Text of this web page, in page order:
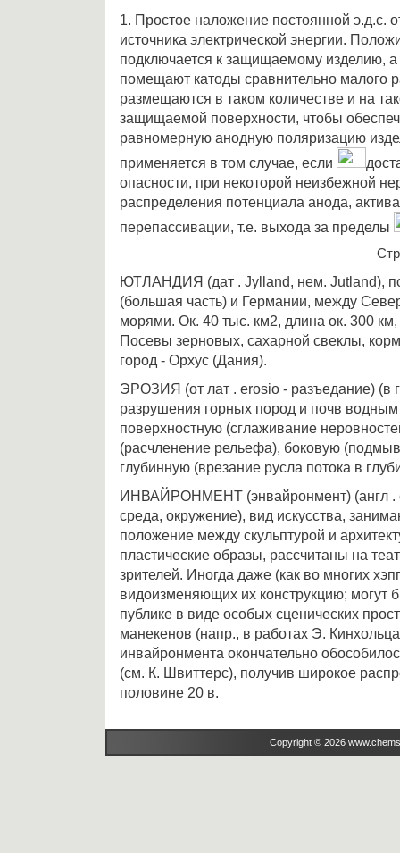
1. Простое наложение постоянной э.д.с.
источника электрической энергии.
подключается к защищаемому изделию, а
помещают катоды сравнительно малого
размещаются в таком количестве и на
защищаемой поверхности, чтобы
равномерную анодную поляризацию
применяется в том случае, если
опасности, при некоторой неизбежной
распределения потенциала анода,
перепассивации, т.е. выхода за пределы
ЮТЛАНДИЯ (дат . Jylland, нем. Jutland),
(большая часть) и Германии, между
морями. Ок. 40 тыс. км2, длина ок. 300
Посевы зерновых, сахарной свеклы,
город - Орхус (Дания).
ЭРОЗИЯ (от лат . erosio - разъедание) (в
разрушения горных пород и почв
поверхностную (сглаживание
(расчленение рельефа), боковую
глубинную (врезание русла потока в
ИНВАЙРОНМЕНТ (энвайронмент) (англ .
среда, окружение), вид искусства,
положение между скульптурой и
пластические образы, рассчитаны на
зрителей. Иногда даже (как во многих
видоизменяющих их конструкцию; могут
публике в виде особых сценических
манекенов (напр., в работах Э.
инвайронмента окончательно
(см. К. Швиттерс), получив широкое
половине 20 в.
Copyright © 2026